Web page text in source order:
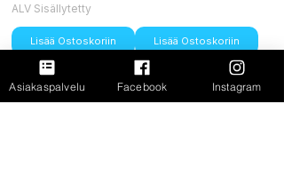
ALV Sisällytetty
Lisää Ostoskoriin Lisää Ostoskoriin
Kasaa oma
Monster
Asiakaspalvelu Facebook Instagram